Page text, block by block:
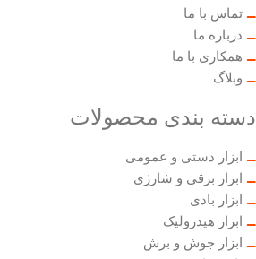
تماس با ما
درباره ما
همکاری با ما
وبلاگ
دسته بندی محصولات
ابزار دستی و عمومی
ابزار برقی و شارژی
ابزار بادی
ابزار هیدرولیک
ابزار جوش و برش